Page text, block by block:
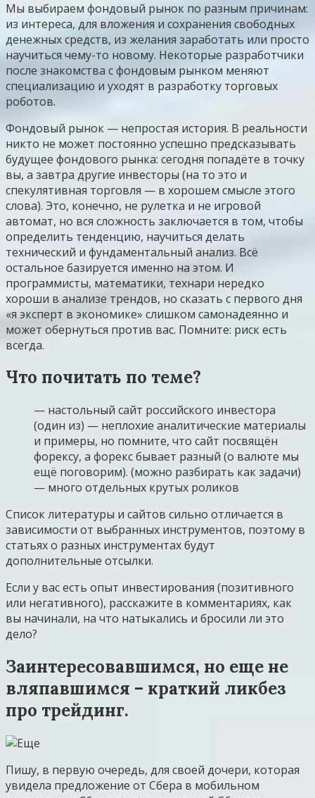
Мы выбираем фондовый рынок по разным причинам:
из интереса, для вложения и сохранения свободных
денежных средств, из желания заработать или просто
научиться чему-то новому. Некоторые разработчики
после знакомства с фондовым рынком меняют
специализацию и уходят в разработку торговых
роботов.
Фондовый рынок — непростая история. В реальности
никто не может постоянно успешно предсказывать
будущее фондового рынка: сегодня попадёте в точку
вы, а завтра другие инвесторы (на то это и
спекулятивная торговля — в хорошем смысле этого
слова). Это, конечно, не рулетка и не игровой
автомат, но вся сложность заключается в том, чтобы
определить тенденцию, научиться делать
технический и фундаментальный анализ. Всё
остальное базируется именно на этом. И
программисты, математики, технари нередко
хороши в анализе трендов, но сказать с первого дня
«я эксперт в экономике» слишком самонадеянно и
может обернуться против вас. Помните: риск есть
всегда.
Что почитать по теме?
— настольный сайт российского инвестора
(один из) — неплохие аналитические материалы
и примеры, но помните, что сайт посвящён
форексу, а форекс бывает разный (о валюте мы
ещё поговорим). (можно разбирать как задачи)
— много отдельных крутых роликов
Список литературы и сайтов сильно отличается в
зависимости от выбранных инструментов, поэтому в
статьях о разных инструментах будут
дополнительные отсылки.
Если у вас есть опыт инвестирования (позитивного
или негативного), расскажите в комментариях, как
вы начинали, на что натыкались и бросили ли это
дело?
Заинтересовавшимся, но еще не
вляпавшимся – краткий ликбез
про трейдинг.
Пишу, в первую очередь, для своей дочери, которая
увидела предложение от Сбера в мобильном